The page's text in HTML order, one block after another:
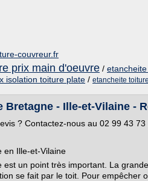
couvreur.fr
prix main d'oeuvre /
isolation toiture plate / etancheite
- Ille-et-Vilaine -
? Contactez-nous au 02 99 43 73
en Ille-et-Vilaine
est un point très important. La
se fait par le toit. Pour empêcher